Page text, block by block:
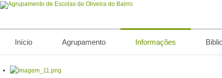
Início Agrupamento Informações